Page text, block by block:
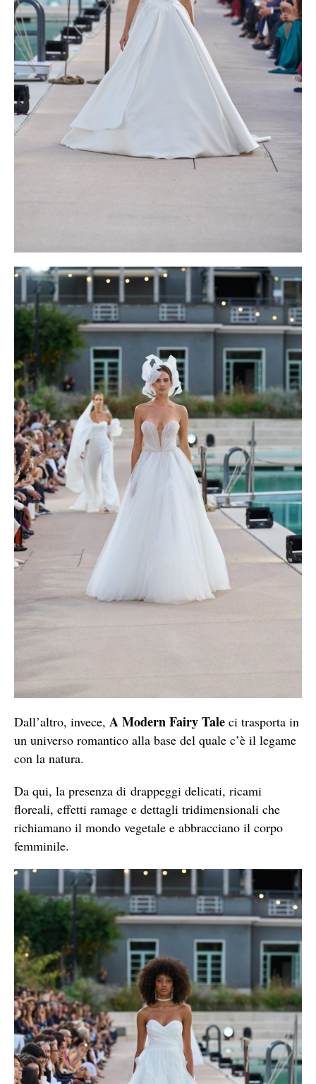
Dall’altro, invece, A Modern Fairy Tale ci trasporta in
un universo romantico alla base del quale c’è il legame
con la natura.
Da qui, la presenza di drappeggi delicati, ricami
floreali, effetti ramage e dettagli tridimensionali che
richiamano il mondo vegetale e abbracciano il corpo
femminile.